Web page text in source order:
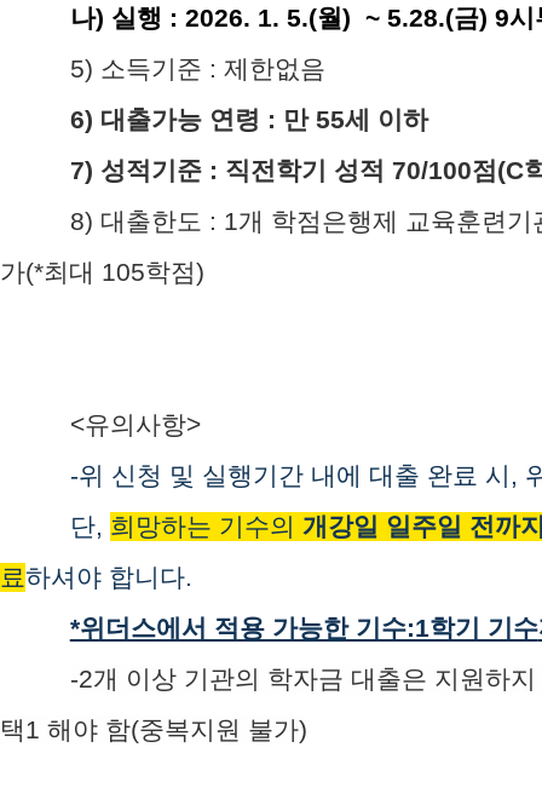
나) 실행 : 2026. 1. 5.(월) ~ 5.28.(금) 9시
5) 소득기준 : 제한없음
6) 대출가능 연령 : 만 55세 이하
7) 성적기준 : 직전학기 성적 70/100점 (C
8) 대출한도 : 1개 학점은행제 교육훈련
가(*최대 105학점)
<유의사항>
-위 신청 및 실행기간 내에 대출 완료 시,
단, 희망하는 기수의 개강일 일주일 전까
료하셔야 합니다.
*위더스에서 적용 가능한 기수:1학기 기수
-2개 이상 기관의 학자금 대출은 지원하
택1 해야 함(중복지원 불가)